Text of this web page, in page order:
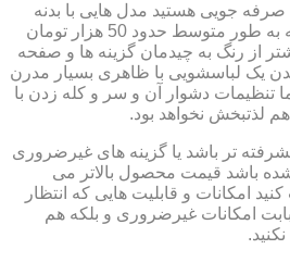
صرفه جویی هستید مدل هایی با بدنه
سفید رنگ را انتخاب کنید که به طور متوسط حدود 50 هزار تومان
از رنگ به چیدمان گزینه ها و صفحه
یک لباسشویی با ظاهری بسیار مدرن
دشوار آن و سر و کله زدن با
لذتبخش نخواهد بود.
تر باشد یا گزینه های غیرضروری
باشد قیمت محصول بالاتر می
امکانات و قابلیت هایی که انتظار
بابت امکانات غیرضروری و بلکه هم